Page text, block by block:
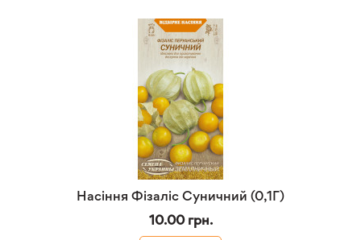
Насіння Фізаліс Суничний (0,1Г)
10.00 грн.